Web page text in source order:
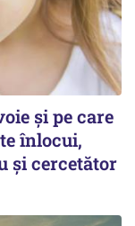
și pe care
înlocui,
și cercetător